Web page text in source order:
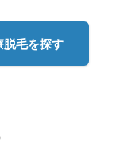
脱毛を探す